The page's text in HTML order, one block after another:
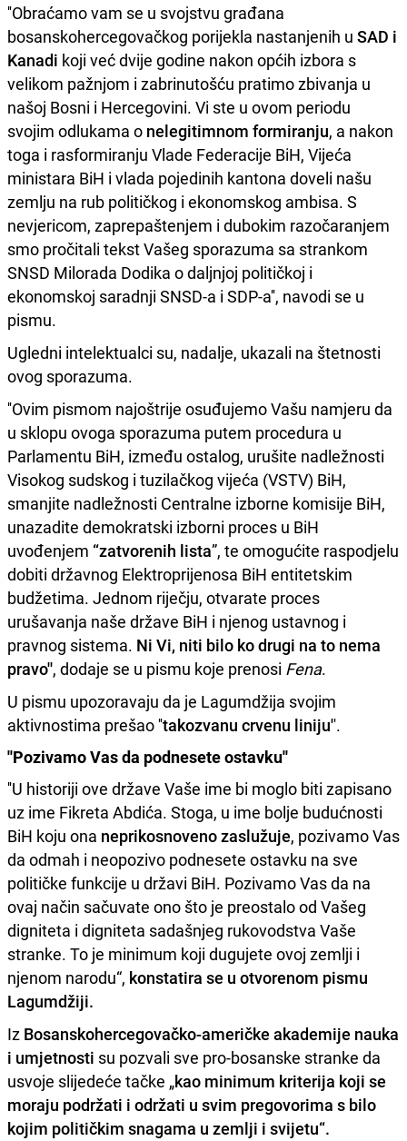
''Obraćamo vam se u svojstvu građana
bosanskohercegovačkog porijekla nastanjenih u SAD i
Kanadi koji već dvije godine nakon općih izbora s
velikom pažnjom i zabrinutošću pratimo zbivanja u
našoj Bosni i Hercegovini. Vi ste u ovom periodu
svojim odlukama o nelegitimnom formiranju, a nakon
toga i rasformiranju Vlade Federacije BiH, Vijeća
ministara BiH i vlada pojedinih kantona doveli našu
zemlju na rub političkog i ekonomskog ambisa. S
nevjericom, zaprepaštenjem i dubokim razočaranjem
smo pročitali tekst Vašeg sporazuma sa strankom
SNSD Milorada Dodika o daljnjoj političkoj i
ekonomskoj saradnji SNSD-a i SDP-a'', navodi se u
pismu.
Ugledni intelektualci su, nadalje, ukazali na štetnosti
ovog sporazuma.
''Ovim pismom najoštrije osuđujemo Vašu namjeru da
u sklopu ovoga sporazuma putem procedura u
Parlamentu BiH, između ostalog, urušite nadležnosti
Visokog sudskog i tuzilačkog vijeća (VSTV) BiH,
smanjite nadležnosti Centralne izborne komisije BiH,
unazadite demokratski izborni proces u BiH
uvođenjem “zatvorenih lista”, te omogućite raspodjelu
dobiti državnog Elektroprijenosa BiH entitetskim
budžetima. Jednom riječju, otvarate proces
urušavanja naše države BiH i njenog ustavnog i
pravnog sistema. Ni Vi, niti bilo ko drugi na to nema
pravo'', dodaje se u pismu koje prenosi Fena.
U pismu upozoravaju da je Lagumdžija svojim
aktivnostima prešao ''takozvanu crvenu liniju''.
''Pozivamo Vas da podnesete ostavku''
''U historiji ove države Vaše ime bi moglo biti zapisano
uz ime Fikreta Abdića. Stoga, u ime bolje budućnosti
BiH koju ona neprikosnoveno zaslužuje, pozivamo Vas
da odmah i neopozivo podnesete ostavku na sve
političke funkcije u državi BiH. Pozivamo Vas da na
ovaj način sačuvate ono što je preostalo od Vašeg
digniteta i digniteta sadašnjeg rukovodstva Vaše
stranke. To je minimum koji dugujete ovoj zemlji i
njenom narodu“, konstatira se u otvorenom pismu
Lagumdžiji.
Iz Bosanskohercegovačko-američke akademije nauka
i umjetnosti su pozvali sve pro-bosanske stranke da
usvoje slijedeće tačke „kao minimum kriterija koji se
moraju podržati i održati u svim pregovorima s bilo
kojim političkim snagama u zemlji i svijetu“.